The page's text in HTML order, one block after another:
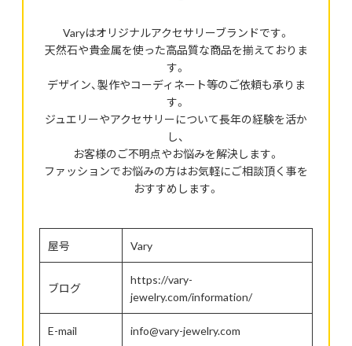
Varyはオリジナルアクセサリーブランドです。
天然石や貴金属を使った高品質な商品を揃えておりま
す。
デザイン、製作やコーディネート等のご依頼も承りま
す。
ジュエリーやアクセサリーについて長年の経験を活か
し、
お客様のご不明点やお悩みを解決します。
ファッションでお悩みの方はお気軽にご相談頂く事を
おすすめします。
屋号 Vary
ブログ
https://vary-
jewelry.com/information/
E-mail info@vary-jewelry.com